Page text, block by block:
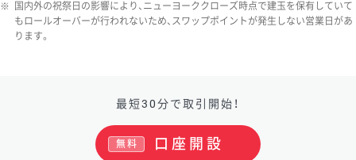
※
国内外の祝祭日の影響により、ニューヨーククローズ時点で建玉を保有していて
もロールオーバーが行われないため、スワップポイントが発生しない営業日があ
ります。
最短30分で取引開始！
口座開設
無料